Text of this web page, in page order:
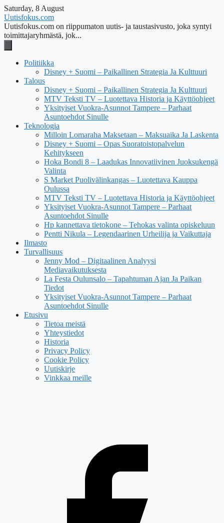
Saturday, 8 August
Uutisfokus.com
Uutisfokus.com on riippumaton uutis- ja taustasivusto, joka syntyi
toimittajaryhmästä, jok...
Politiikka
Disney + Suomi – Paikallinen Strategia Ja Kulttuuri
Talous
Disney + Suomi – Paikallinen Strategia Ja Kulttuuri
MTV Teksti TV – Luotettava Historia ja Käyttöohjeet
Yksityiset Vuokra-Asunnot Tampere – Parhaat
Asuntoehdot Sinulle
Teknologia
Milloin Lomaraha Maksetaan – Maksuaika Ja Laskenta
Disney + Suomi – Opas Suoratoistopalvelun
Kehitykseen
Hoka Bondi 8 – Laadukas Innovatiivinen Juoksukengä
Valinta
S Market Puolivälinkangas – Luotettava Kauppa
Oulussa
MTV Teksti TV – Luotettava Historia ja Käyttöohjeet
Yksityiset Vuokra-Asunnot Tampere – Parhaat
Asuntoehdot Sinulle
Hp kannettava tietokone – Tehokas valinta opiskeluun
Pentti Nikula – Legendaarinen Urheilija ja Vaikuttaja
Ilmasto
Turvallisuus
Jenny Mod – Digitaalinen Analyysi
Mediavaikutuksesta
La Festa Oulunsalo – Tapahtuman Ajan Ja Paikan
Tiedot
Yksityiset Vuokra-Asunnot Tampere – Parhaat
Asuntoehdot Sinulle
Etusivu
Tietoa meistä
Yhteystiedot
Historia
Privacy Policy
Cookie Policy
Uutiskirje
Vinkkaa meille